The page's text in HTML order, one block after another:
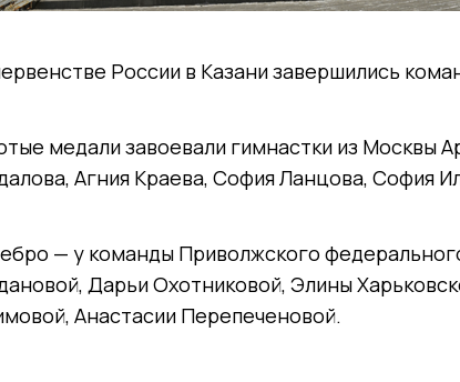
России в Казани завершились
медали завоевали гимнастки из Москвы
Агния Краева, София Ланцова, София
— у команды Приволжского
Дарьи Охотниковой, Элины
Анастасии Перепеченовой.